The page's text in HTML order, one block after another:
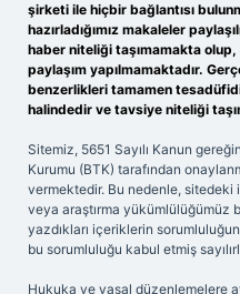
şirketi ile hiçbir bağlantısı
hazırladığımız makaleler
haber niteliği taşımamakta
paylaşım yapılmamaktadır.
benzerlikleri tamamen
halindedir ve tavsiye niteliği
Sitemiz, 5651 Sayılı Kanun
Kurumu (BTK) tarafından
vermektedir. Bu nedenle,
veya araştırma yükümlülüğümüz
yazdıkları içeriklerin
bu sorumluluğu kabul etmiş
Hukuka ve yasal düzenlemelere